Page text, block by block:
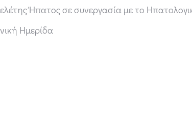
Ήπατος σε συνεργασία με το
Ημερίδα